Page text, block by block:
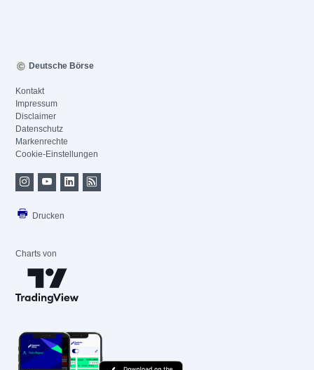
Deutsche Börse
Kontakt
Impressum
Disclaimer
Datenschutz
Markenrechte
Cookie-Einstellungen
Drucken
Charts von